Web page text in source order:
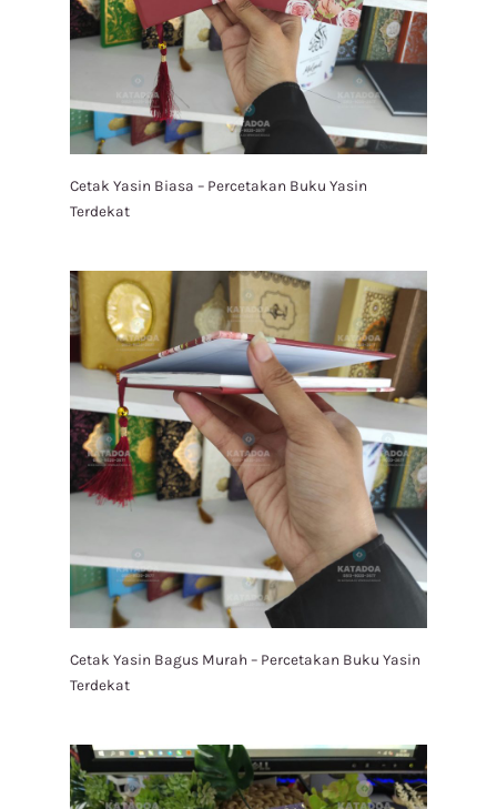
Cetak Yasin Biasa – Percetakan Buku Yasin
Terdekat
Cetak Yasin Bagus Murah – Percetakan Buku Yasin
Terdekat